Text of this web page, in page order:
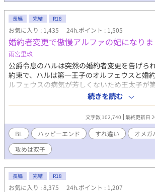
て……怖！ 俺何やらかすの！？ せっかく
の世界なのに急に将来が怖い！ 俺は世界の
めに、公爵家の次男としてのほのぼの生活を
生きようと固く決心した……はずだったのに
の天才魔法使いの秘密をうっかり知ってしま
てる怪しい陰謀にすっかり巻き込まれてる
約束された末路まで一直線の予感！？ いや
もらいますから。何がなんでもシナリオから
平和で俺も平和なハッピーエンドをこの手
役になりたくない公爵令息がジタバタする物
ご注意ください) 第11回BL小説大賞をいただ
てくださった皆様、本当にありがとうござい
長編 完結 R18
お気に入り : 1,435 24h.ポイント : 1,505
婚約者変更で傲慢アルファの妃になり
雨宮里玖
公爵令息のハルは突然の婚約者変更を告げら
約束で、ハルは第一王子のオルフェウスと婚
ルフェウスの病気が芳しくないため王太子が
変更となり、それに伴ってハルの婚約者も変
は一緒に仲良く遊んだはずなのに、無愛想で
のことを嫌っている。穏やかで優しいオルフ
ゼインに婚約者が変わると聞いてハルは涙す
めに役に立ちたい、王太子妃としてゼインを
たいと運命を受け入れる覚悟をする。 婚礼式
たく傲慢な態度のゼイン。ハルは負けじと王
を果たすべくゼインに迫る。初夜のとき「抱
インに色仕掛けをするが「お前を抱く気はな
されてしまう——。
続きを読む
文字数 102,740 最終更新日
BL ハッピーエンド すれ違い
オメガ
攻めは双子
長編 完結 R18
お気に入り : 8,375 24h.ポイント : 1,207